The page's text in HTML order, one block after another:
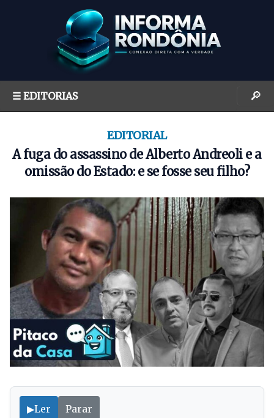
☰ EDITORIAS 🔎
EDITORIAL
A fuga do assassino de Alberto Andreoli e a
omissão do Estado: e se fosse seu filho?
▶Ler Parar